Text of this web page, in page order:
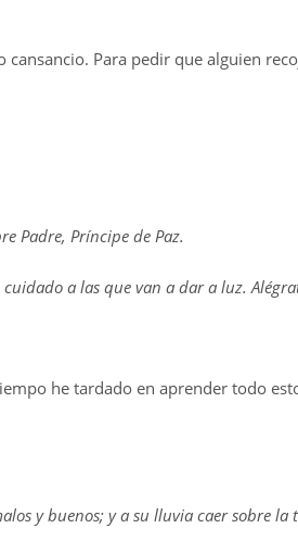
Para pedir que alguien
Padre, Príncipe de Paz.
a las que van a dar a luz.
he tardado en aprender todo
y buenos; y a su lluvia caer sobre